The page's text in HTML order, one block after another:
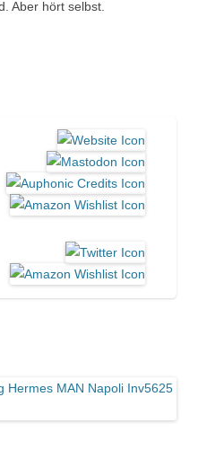
Aber hört selbst.